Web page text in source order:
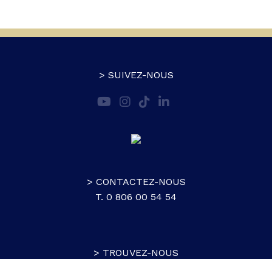
> SUIVEZ-NOUS
> CONTACTEZ-NOUS
T. 0 806 00 54 54
> TROUVEZ-NOUS